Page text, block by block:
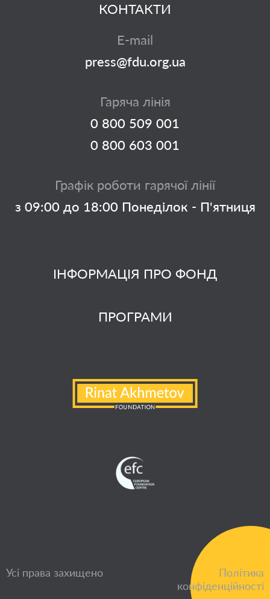
ІНФОРМАЦІЯ ПРО ФОНД
ПРОГРАМИ
КОНТАКТИ
E-mail
press@fdu.org.ua
Гаряча лінія
0 800 509 001
0 800 603 001
Графік роботи гарячої лінії
з 09:00 до 18:00 Понеділок - П'ятниця
Усі права захищено
Політика
конфіденційності